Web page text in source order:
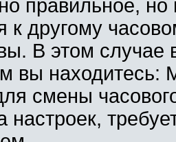
правильное,
к другому
В этом
вы
смены
настроек,